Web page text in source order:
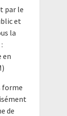
par le
et
la
en
forme
de